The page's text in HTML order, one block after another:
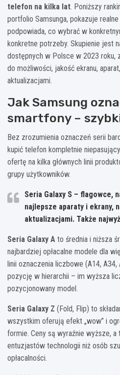
telefon na kilka lat. Poniższy
portfolio Samsunga, pokazuje
podpowiada, co wybrać w
konkretne potrzeby. Skupienie jest
dostępnych w Polsce w 2023 roku,
do możliwości, jakość ekranu,
aktualizacjami.
Jak Samsung
smartfony –
Bez zrozumienia oznaczeń serii
kupić telefon kompletnie
ofertę na kilka głównych linii
grupy użytkowników.
Seria Galaxy S – flagowce,
najlepsze aparaty i ekrany,
aktualizacjami. Także
Seria Galaxy A to średnia i niższa
najbardziej opłacalne modele dla
linii oznaczenia liczbowe (A14,
pozycję w hierarchii – im wyższa
pozycjonowany model.
Seria Galaxy Z (Fold, Flip) to
wszystkim oferują efekt „wow” i
formie. Ceny są wyraźnie wyższe,
entuzjastów technologii niż osób
opłacalności.